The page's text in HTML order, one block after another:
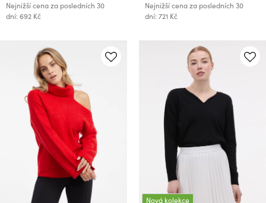
Nejnižší cena za posledních 30
dní: 692 Kč
Nejnižší cena za posledních 30
dní: 721 Kč
Nová kolekce